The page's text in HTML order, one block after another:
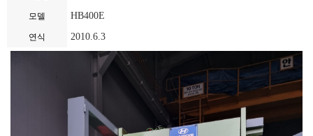
모델 HB400E
연식 2010.6.3